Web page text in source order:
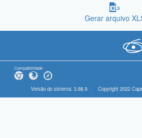
Gerar arquivo
Compatibilidade
Versão do sistema: 3.88.9 Copyright 2022